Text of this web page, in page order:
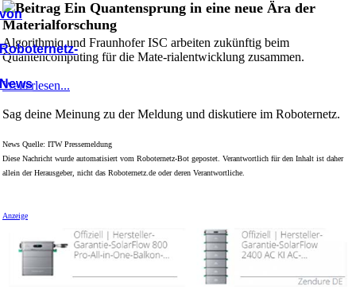
Ein Quantensprung in eine neue Ära der
Materialforschung
Algorithmiq und Fraunhofer ISC arbeiten zukünftig beim
Quantencomputing für die Mate-rialentwicklung zusammen.
Weiterlesen...
Sag deine Meinung zu der Meldung und diskutiere im Roboternetz.
News Quelle: ITW Pressemeldung
Diese Nachricht wurde automatisiert vom Roboternetz-Bot gepostet. Verantwortlich für den Inhalt ist daher
allein der Herausgeber, nicht das Roboternetz.de oder deren Verantwortliche.
Anzeige